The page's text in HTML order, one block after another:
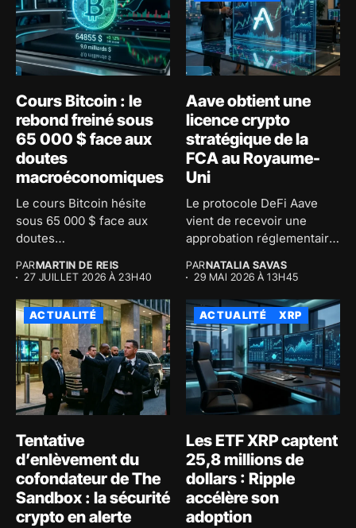
Cours Bitcoin : le
rebond freiné sous
65 000 $ face aux
doutes
macroéconomiques
Le cours Bitcoin hésite
sous 65 000 $ face aux
doutes
PARMARTIN DE REIS
27 JUILLET 2026 À 23H40
Aave obtient une
licence crypto
stratégique de la
FCA au Royaume-
Uni
Le protocole DeFi Aave
vient de recevoir une
approbation réglementaire
PARNATALIA SAVAS
29 MAI 2026 À 13H45
ACTUALITÉ
Tentative
d’enlèvement du
cofondateur de The
Sandbox : la sécurité
crypto en alerte
ACTUALITÉ XRP
Les ETF XRP captent
25,8 millions de
dollars : Ripple
accélère son
adoption